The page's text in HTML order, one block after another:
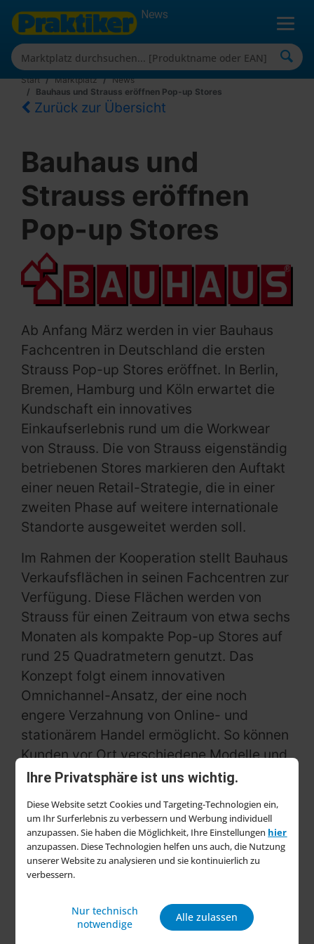
Ihre Privatsphäre ist uns wichtig.
Diese Website setzt Cookies und Targeting-Technologien ein,
um Ihr Surferlebnis zu verbessern und Werbung individuell
anzupassen. Sie haben die Möglichkeit, Ihre Einstellungen hier
anzupassen. Diese Technologien helfen uns auch, die Nutzung
unserer Website zu analysieren und sie kontinuierlich zu
verbessern.
Nur technisch
notwendige
Alle zulassen
News
Start Marktplatz
News
Bauhaus und Strauss eröffnen Pop-up Stores
Zurück zur Übersicht
Bauhaus und
Strauss eröffnen
Pop-up Stores
Ab Anfang März werden in vier Bauhaus
Fachcentren in Deutschland die ersten
Strauss Pop-up Stores eröffnet. In Berlin,
Bremen, Hamburg und Köln erwartet die
Kundschaft ein innovatives
Einkaufserlebnis rund um die Workwear
von Strauss. Die von Strauss eigenständig
betriebenen Stores markieren den Auftakt
einer neuen Retail-Strategie, die in einer
zweiten Phase auf weitere internationale
Standorte ausgeweitet werden soll.
Im Rahmen der Kooperation stellt Bauhaus
Verkaufsflächen in seinen Fachcentren zur
Verfügung. Diese Flächen werden von
Strauss für einen Zeitraum von etwa sechs
Monaten als kompakte Pop-up Stores auf
rund 25 Quadratmetern genutzt. Das
Konzept folgt einem innovativen
Omnichannel-Ansatz, der eine noch
engere Verzahnung von Online- und
stationärem Handel ermöglicht. So können
Kunden vor Ort verschiedene Modelle und
Größen der Strauss Workwear anprobieren.
verfügbar sind, besteht die Möglichkeit,
sie bequem und kostenfrei über den
Strauss Onlineshop direkt nach Hause
liefern zu lassen.
Mit Strauss als starkem Partner setzen
wir einen neuen Standard imDIY-Handel.